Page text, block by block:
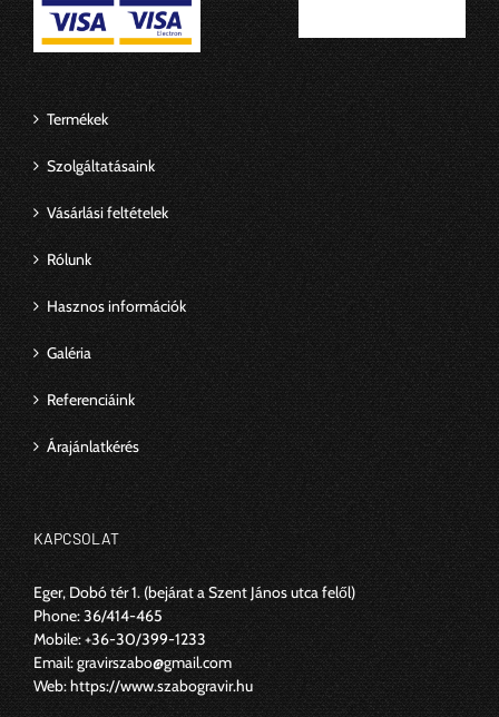
Termékek
Szolgáltatásaink
Vásárlási feltételek
Rólunk
Hasznos információk
Galéria
Referenciáink
Árajánlatkérés
KAPCSOLAT
Eger, Dobó tér 1.(bejárat a Szent János utca felől)
Phone:36/414-465
Mobile:+36-30/399-1233
Email:gravirszabo@gmail.com
Web:https://www.szabogravir.hu